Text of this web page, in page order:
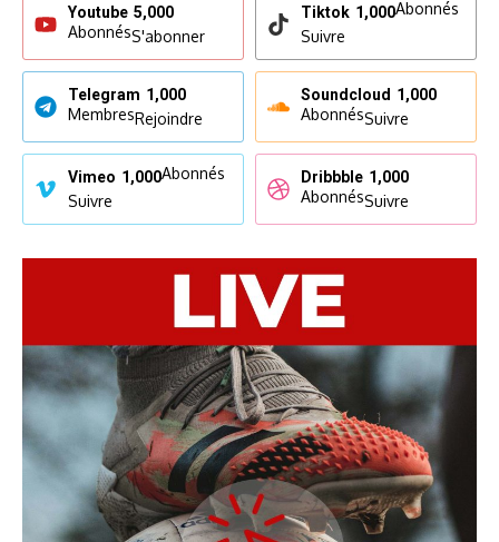
Youtube 5,000
AbonnésS'abonner
Tiktok 1,000Abonnés
Suivre
Telegram 1,000
MembresRejoindre
Soundcloud 1,000
AbonnésSuivre
Vimeo 1,000Abonnés
Suivre
Dribbble 1,000
AbonnésSuivre